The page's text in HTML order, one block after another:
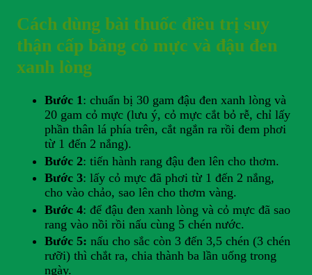
Cách dùng bài thuốc điều trị suy
thận cấp bằng cỏ mực và đậu đen
xanh lòng
Bước 1: chuẩn bị 30 gam đậu đen xanh lòng và
20 gam cỏ mực (lưu ý, cỏ mực cắt bỏ rễ, chỉ lấy
phần thân lá phía trên, cắt ngắn ra rồi đem phơi
từ 1 đến 2 nắng).
Bước 2: tiến hành rang đậu đen lên cho thơm.
Bước 3: lấy cỏ mực đã phơi từ 1 đến 2 nắng,
cho vào chảo, sao lên cho thơm vàng.
Bước 4: để đậu đen xanh lòng và cỏ mực đã sao
rang vào nồi rồi nấu cùng 5 chén nước.
Bước 5: nấu cho sắc còn 3 đến 3,5 chén (3 chén
rưỡi) thì chắt ra, chia thành ba lần uống trong
ngày.